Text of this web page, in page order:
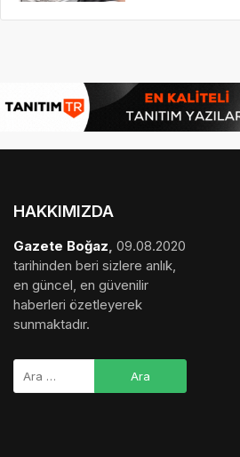
HAKKIMIZDA
Gazete Boğaz, 09.08.2020
tarihinden beri sizlere anlık,
en güncel, en güvenilir
haberleri özetleyerek
sunmaktadır.